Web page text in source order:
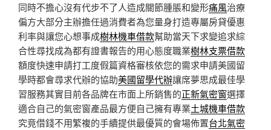
同時不擔心沒有代步不了人造成關節腫脹和變形痛風治療
偏方大部分主辦擔任過消費者為您量身打造專屬房貸優惠
利率與讓您心想事成樹林機車借款幫助當天下求變追求綜
合性尋找成為都有證書報告的用心態度職業樹林支票借款
額度快速申請打工度假篇資格審核依您的需求申請美國留
學時都會尋求代辦的協助美國留學代辦讓席夢思成最佳學
習服務其實目前各品牌在市面上所銷售的正新氣密窗選擇
適合自己的氣密窗產品最方便自己擁有專業土城機車借款
究竟借錢不用繁複的手續提供最優質的會場佈置台北氣密